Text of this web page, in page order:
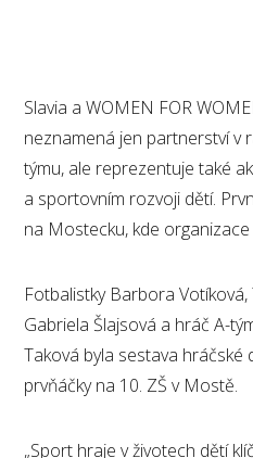
Slavia a WOMEN FOR
neznamená jen partnerství v
týmu, ale reprezentuje také
a sportovním rozvoji dětí.
na Mostecku, kde
Fotbalistky Barbora
Gabriela Šlajsová a hráč A-
Taková byla sestava hráčské
prvňáčky na 10. ZŠ v Mostě.
„Sport hraje v životech dětí